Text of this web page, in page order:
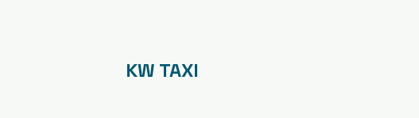
KW TAXI